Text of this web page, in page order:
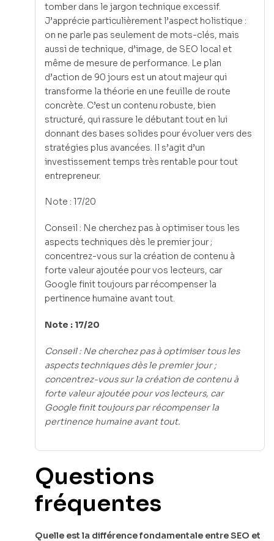
tomber dans le jargon technique excessif.
J’apprécie particulièrement l’aspect holistique :
on ne parle pas seulement de mots-clés, mais
aussi de technique, d’image, de SEO local et
même de mesure de performance. Le plan
d’action de 90 jours est un atout majeur qui
transforme la théorie en une feuille de route
concrète. C’est un contenu robuste, bien
structuré, qui rassure le débutant tout en lui
donnant des bases solides pour évoluer vers des
stratégies plus avancées. Il s’agit d’un
investissement temps très rentable pour tout
entrepreneur.
Note : 17/20
Conseil : Ne cherchez pas à optimiser tous les
aspects techniques dès le premier jour ;
concentrez-vous sur la création de contenu à
forte valeur ajoutée pour vos lecteurs, car
Google finit toujours par récompenser la
pertinence humaine avant tout.
Note : 17/20
Conseil : Ne cherchez pas à optimiser tous les
aspects techniques dès le premier jour ;
concentrez-vous sur la création de contenu à
forte valeur ajoutée pour vos lecteurs, car
Google finit toujours par récompenser la
pertinence humaine avant tout.
Questions
fréquentes
Quelle est la différence fondamentale entre SEO et